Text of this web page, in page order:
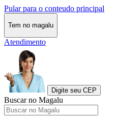
Pular para o conteudo principal
Tem no magalu
Atendimento
Digite seu CEP
Buscar no Magalu